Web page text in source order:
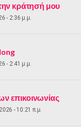
κράτησή μου
- 2:36 μ.μ.
- 2:41 μ.μ.
επικοινωνίας
- 10:21 π.μ.